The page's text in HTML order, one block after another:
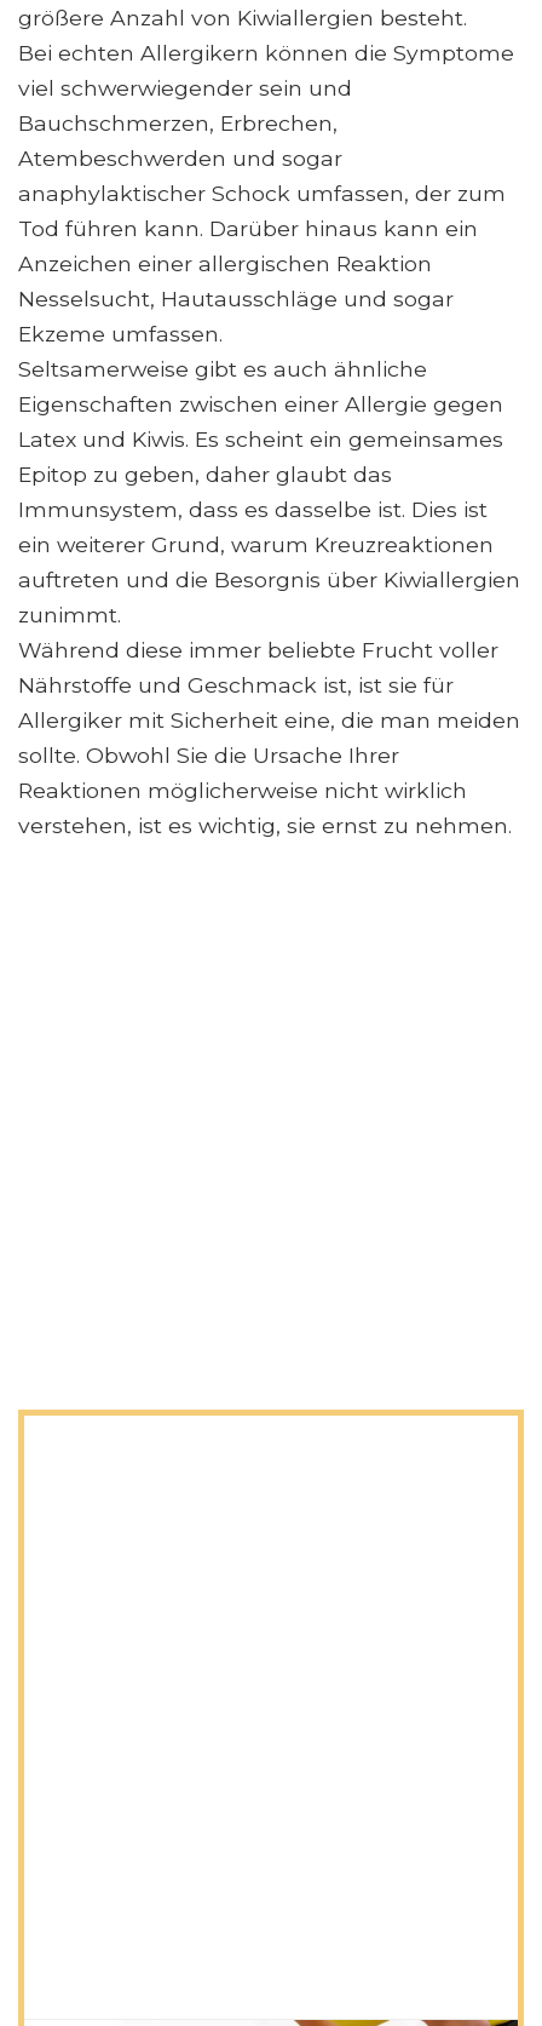
größere Anzahl von Kiwiallergien besteht.
Bei echten Allergikern können die Symptome
viel schwerwiegender sein und
Bauchschmerzen, Erbrechen,
Atembeschwerden und sogar
anaphylaktischer Schock umfassen, der zum
Tod führen kann. Darüber hinaus kann ein
Anzeichen einer allergischen Reaktion
Nesselsucht, Hautausschläge und sogar
Ekzeme umfassen.
Seltsamerweise gibt es auch ähnliche
Eigenschaften zwischen einer Allergie gegen
Latex und Kiwis. Es scheint ein gemeinsames
Epitop zu geben, daher glaubt das
Immunsystem, dass es dasselbe ist. Dies ist
ein weiterer Grund, warum Kreuzreaktionen
auftreten und die Besorgnis über Kiwiallergien
zunimmt.
Während diese immer beliebte Frucht voller
Nährstoffe und Geschmack ist, ist sie für
Allergiker mit Sicherheit eine, die man meiden
sollte. Obwohl Sie die Ursache Ihrer
Reaktionen möglicherweise nicht wirklich
verstehen, ist es wichtig, sie ernst zu nehmen.